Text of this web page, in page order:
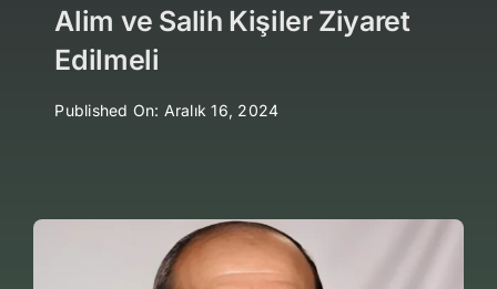
Alim ve Salih Kişiler Ziyaret
Edilmeli
Published On: Aralık 16, 2024